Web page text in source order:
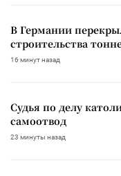
В Германии
строительства
16 минут назад
Судья по делу
самоотвод
23 минуты назад